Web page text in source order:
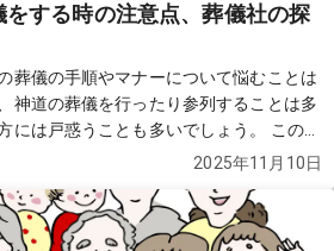
する時の注意点、葬儀社の探
葬儀の手順やマナーについて悩むことは
神道の葬儀を行ったり参列することは多
戸惑うことも多いでしょう。 この質
や手順、マナーについて詳しく解説しま
2025年11月10日